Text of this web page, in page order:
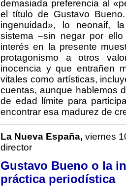
demasiada preferencia al
el título de Gustavo
ingenuidad», lo neonaif,
sistema –sin negar por
interés en la presente
protagonismo a otros
inocencia y que entrañen
vitales como artísticas,
cuentas, aunque hablemos
de edad límite para
encontrar esa madurez de
La Nueva España, viernes
director
Gustavo Bueno o la
práctica periodística